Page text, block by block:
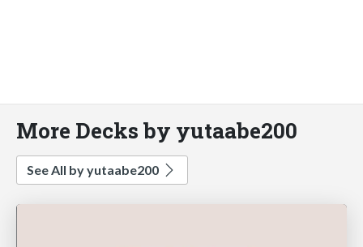
More Decks by yutaabe200
See All by yutaabe200